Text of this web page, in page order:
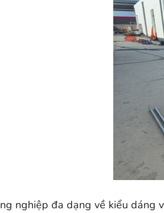
nghiệp đa dạng về kiểu dáng